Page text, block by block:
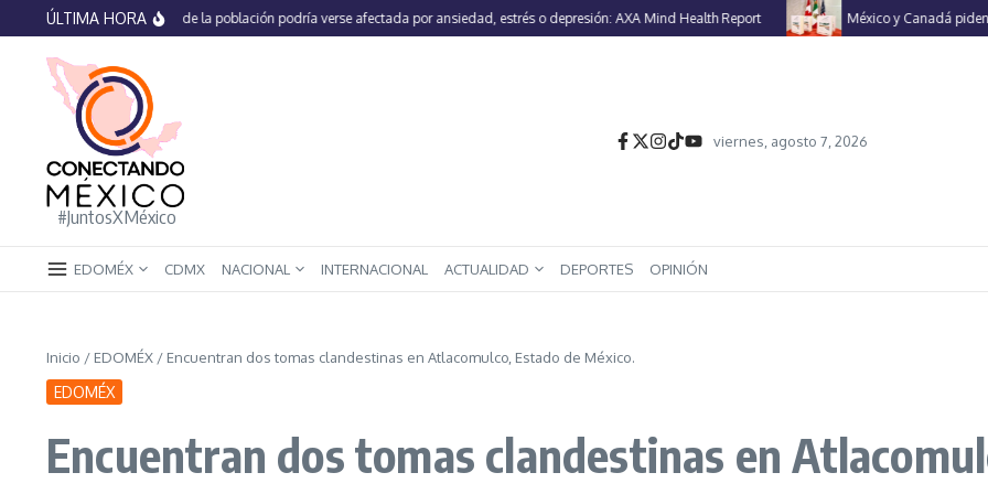
Saltar al contenido
ÚLTIMA HORA
En México 66% de la población podría verse afectada por ansiedad, estrés o depresión: AXA Mind Health Report México y Canadá piden a EU
#JuntosXMéxico
viernes, agosto 7, 2026
EDOMÉX CDMX NACIONAL INTERNACIONAL ACTUALIDAD DEPORTES OPINIÓN
Inicio / EDOMÉX / Encuentran dos tomas clandestinas en Atlacomulco, Estado de México.
EDOMÉX
Encuentran dos tomas clandestinas en